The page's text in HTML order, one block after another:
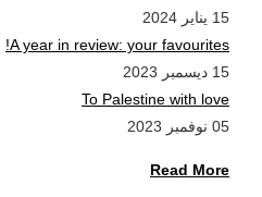
15 يناير 2024
A year in review: your favourites!
15 ديسمبر 2023
To Palestine with love
05 نوفمبر 2023
Read More